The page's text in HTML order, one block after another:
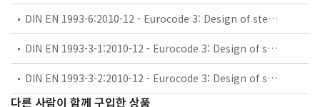
DIN EN 1993-6:2010-12 - Eurocode 3: Design of steel structures - Part 6: Crane supporting structures (includes Corrigendum AC:2009)
DIN EN 1993-3-1:2010-12 - Eurocode 3: Design of steel structures - Part 3-1: Towers, masts and chimneys - Towers and masts; German version EN 1993-3-1:2006 + AC:2009
DIN EN 1993-3-2:2010-12 - Eurocode 3: Design of steel structures - Part 3-2: Towers, masts and chimneys - Chimneys
다른 사람이 함께 구입한 상품